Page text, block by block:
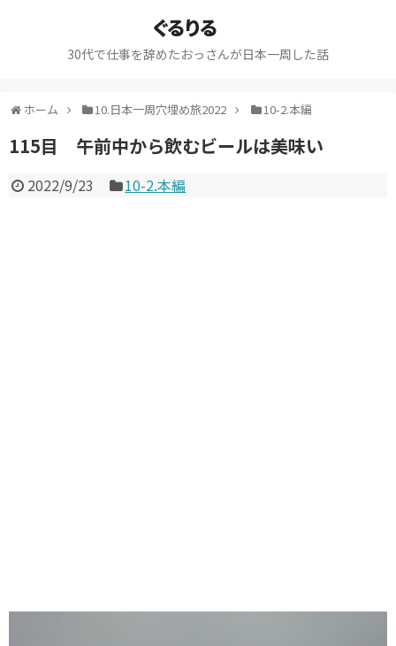
ぐるりる
30代で仕事を辞めたおっさんが日本一周した話
ホーム 10.日本一周穴埋め旅2022 10-2.本編
115目 午前中から飲むビールは美味い
2022/9/23 10-2.本編